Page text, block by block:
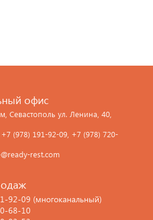
офис
Севастополь ул. Ленина, 40,
(978) 191-92-09, +7 (978) 720-
rest.com
92-09 (многоканальный)
68-10